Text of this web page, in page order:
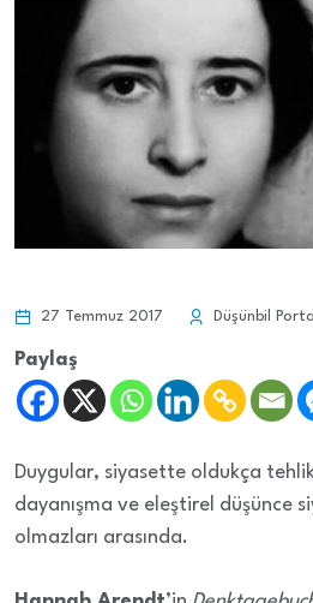
27 Temmuz 2017 Düşünbil Portal
Paylaş
Duygular, siyasette oldukça
dayanışma ve eleştirel düşünce
olmazları arasında.